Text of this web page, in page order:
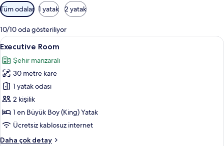
Odalar
için
mevcut
filtreler
Tüm odalar 1 yatak 2 yatak
10/10 oda gösteriliyor
Executive
Room
için
tüm
fotoğrafları
görün
Executive Room | Kaliteli yatak
9
Executive Room
Şehir manzaralı
30 metre kare
1 yatak odası
2 kişilik
1 en Büyük Boy (King) Yatak
Ücretsiz kablosuz internet
Daha çok detay
Executive